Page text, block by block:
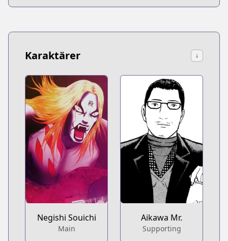
Karaktärer ↓
Negishi Souichi
Main
Aikawa Mr.
Supporting